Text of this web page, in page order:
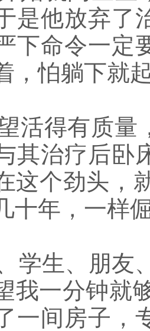
是他放弃了
下命令一定
，怕躺下就
活得有质量
其治疗后卧
这个劲头，
十年，一样
生、朋友
我一分钟就
一间房子，